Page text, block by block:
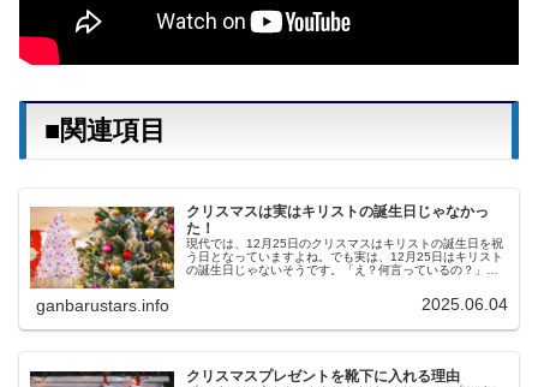
■関連項目
クリスマスは実はキリストの誕生日じゃなかっ
た！
現代では、12月25日のクリスマスはキリストの誕生日を祝
う日となっていますよね。でも実は、12月25日はキリスト
の誕生日じゃないそうです。「え？何言っているの？」
ganbarustars.info 2025.06.04
クリスマスプレゼントを靴下に入れる理由